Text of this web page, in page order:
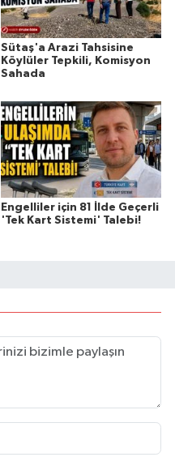
Sütaş'a Arazi Tahsisine
Köylüler Tepkili, Komisyon
Sahada
Engelliler için 81 İlde Geçerli
'Tek Kart Sistemi' Talebi!